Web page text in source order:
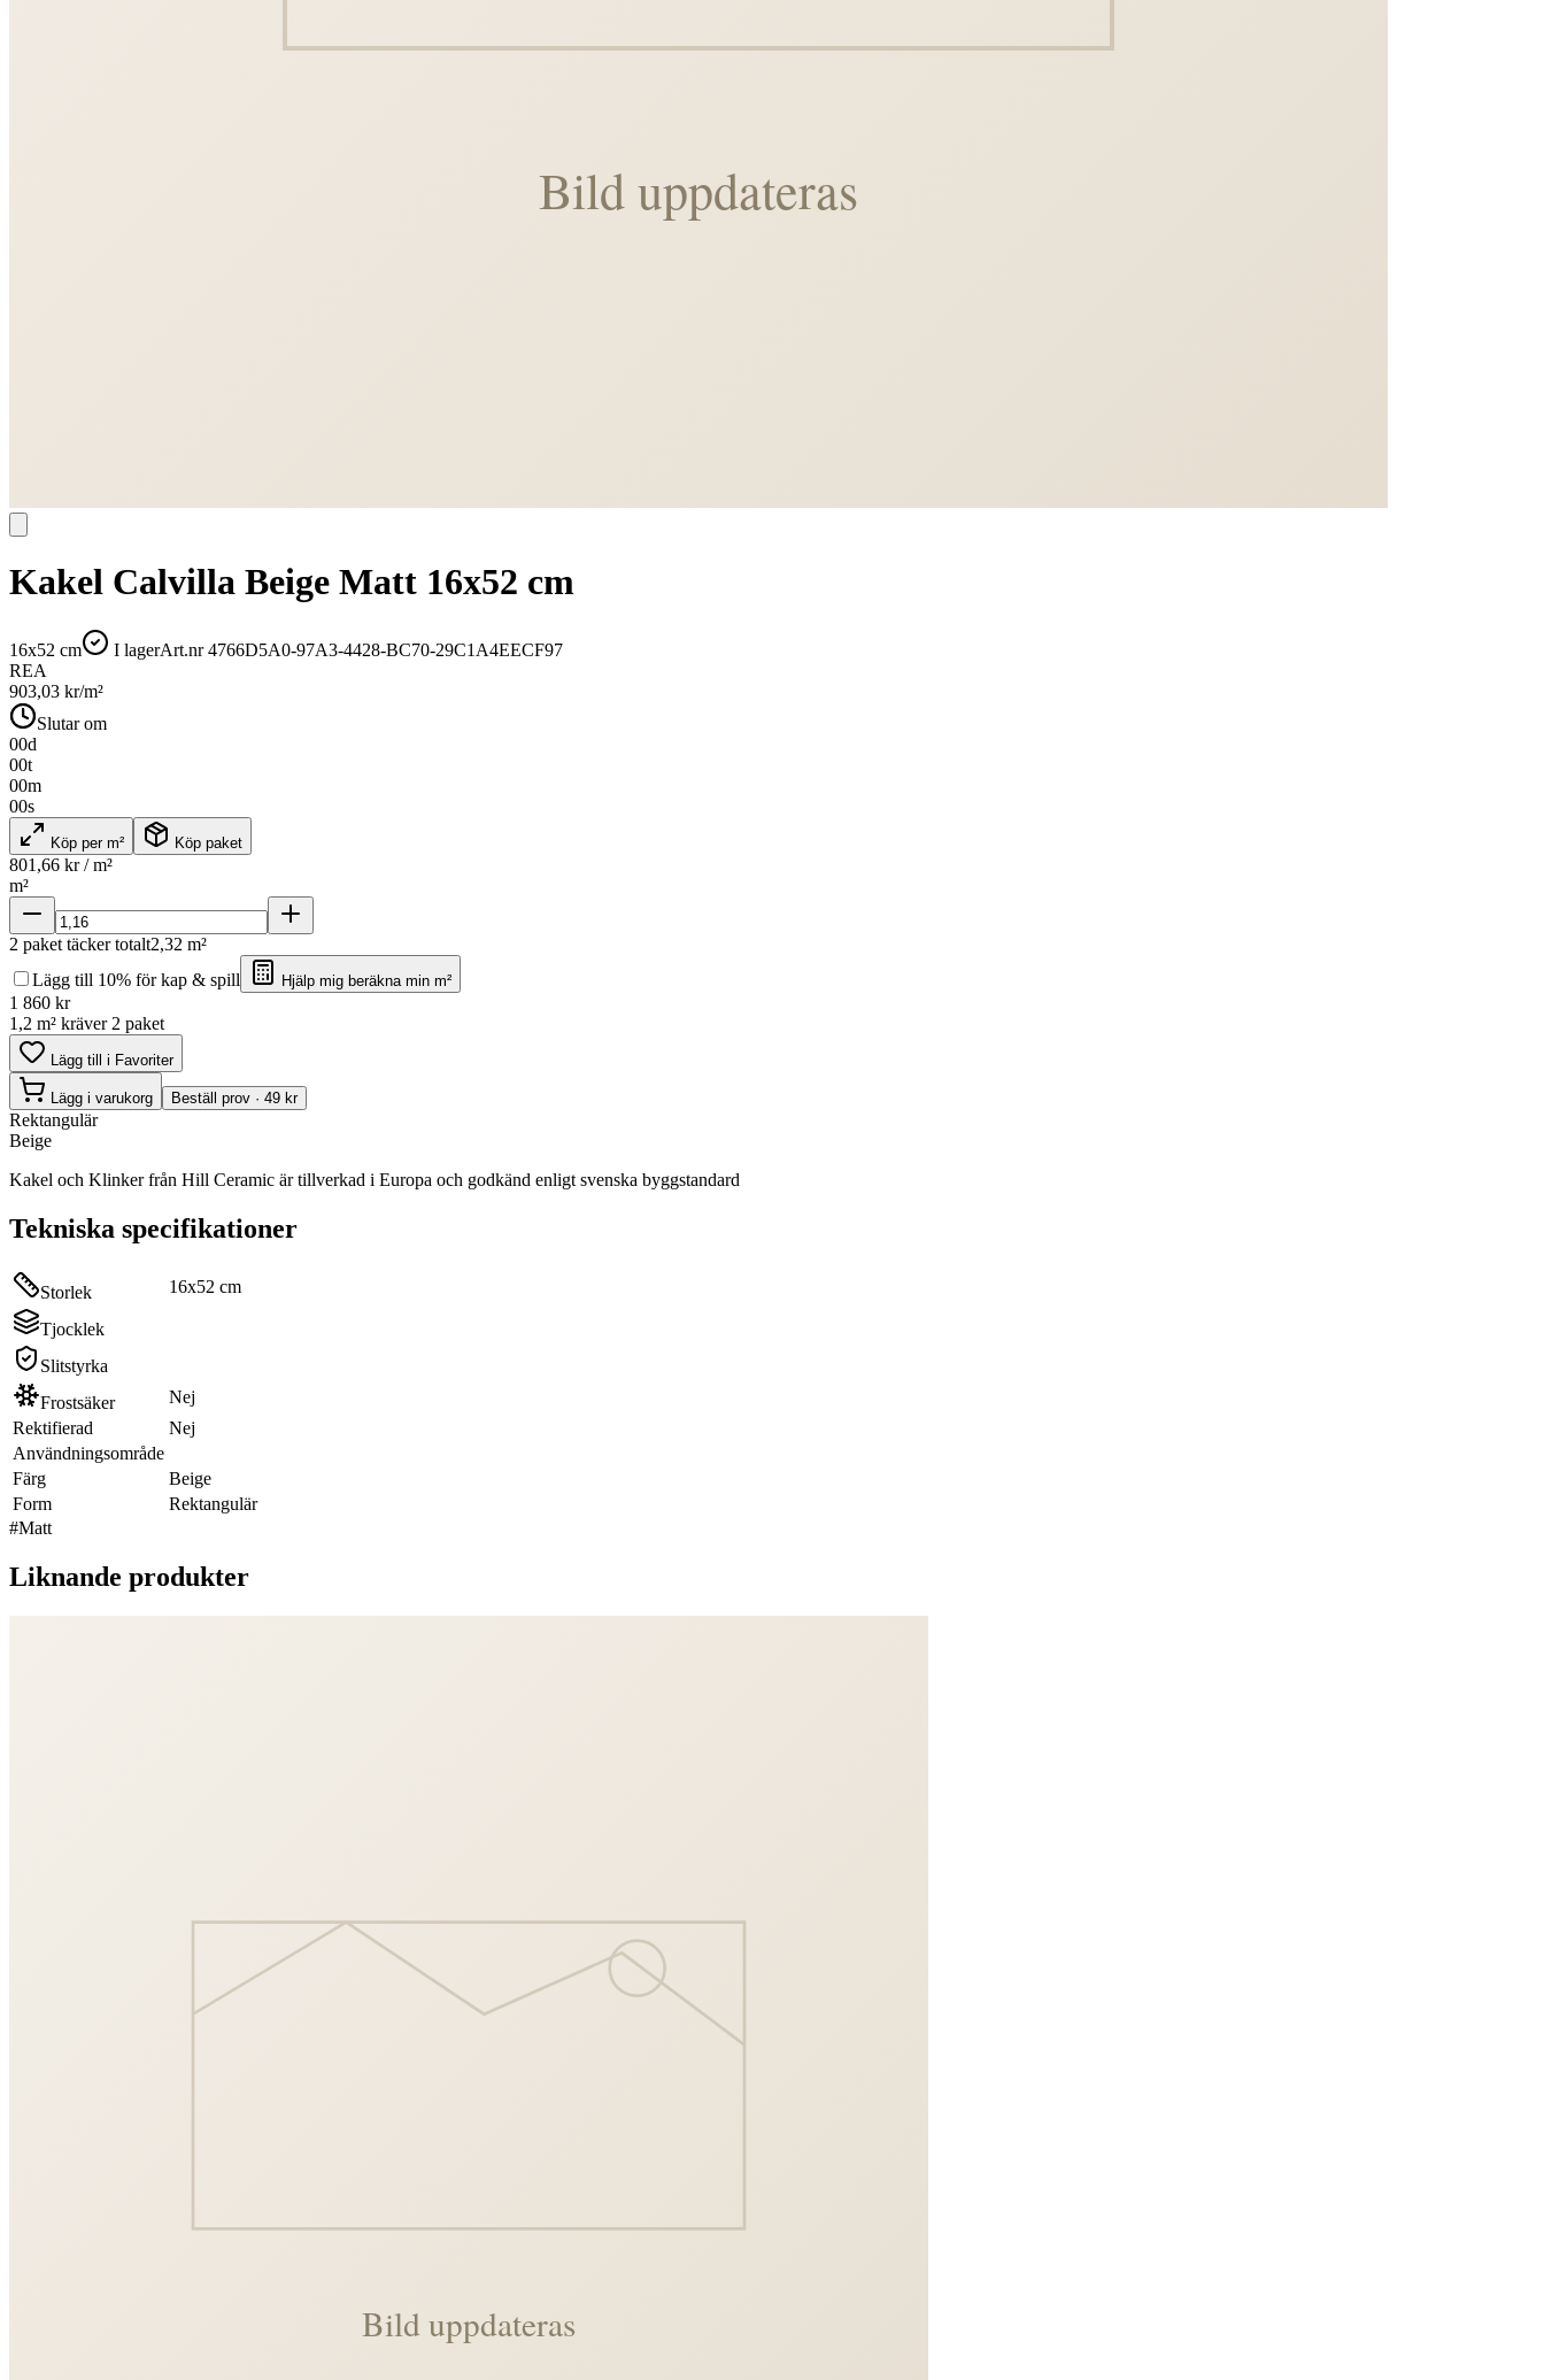
Kakel Calvilla Beige Matt 16x52 cm
16x52 cm I lagerArt.nr4766D5A0-97A3-4428-BC70-29C1A4EECF97
REA
903,03 kr/m²
Slutar om
00d
00t
00m
00s
Köp per m² Köp paket
801,66 kr / m²
m²
2 paket täcker totalt2,32 m²
Lägg till 10% för kap & spill
Hjälp mig beräkna min m²
1 860 kr
1,2 m² kräver 2 paket
Lägg till i Favoriter
Lägg i varukorg Beställ prov · 49 kr
Rektangulär
Beige
Kakel och Klinker från Hill Ceramic är tillverkad i Europa och godkänd enligt svenska byggstandard
Tekniska specifikationer
Storlek 16x52 cm
Tjocklek
Slitstyrka
Frostsäker
Nej
Rektifierad
Nej
Användningsområde
Färg
Beige
Form
Rektangulär
#Matt
Liknande produkter